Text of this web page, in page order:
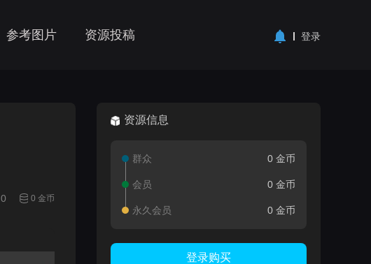
参考图片 资源投稿 登录
0 0 金币
资源信息
群众 0 金币
会员 0 金币
永久会员 0 金币
登录购买